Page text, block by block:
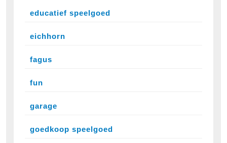
educatief speelgoed
eichhorn
fagus
fun
garage
goedkoop speelgoed